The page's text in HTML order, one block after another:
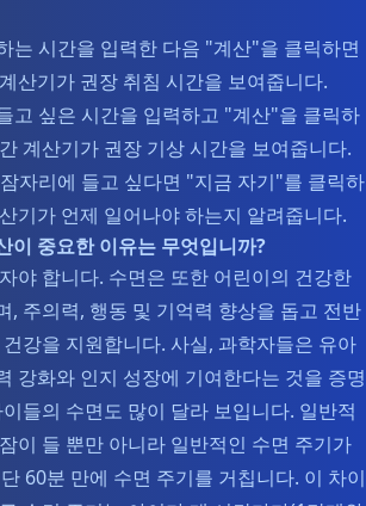
는 시간을 입력한 다음 "계산"을 클릭하면
산기가 권장 취침 시간을 보여줍니다.
고 싶은 시간을 입력하고 "계산"을 클릭하
계산기가 권장 기상 시간을 보여줍니다.
자리에 들고 싶다면 "지금 자기"를 클릭하
기가 언제 일어나야 하는지 알려줍니다.
이 중요한 이유는 무엇입니까?
야 합니다. 수면은 또한 어린이의 건강한
, 주의력, 행동 및 기억력 향상을 돕고 전반
강을 지원합니다. 사실, 과학자들은 유아
강화와 인지 성장에 기여한다는 것을 증명
들의 수면도 많이 달라 보입니다. 일반적
이 들 뿐만 아니라 일반적인 수면 주기가
60분 만에 수면 주기를 거칩니다. 이 차이